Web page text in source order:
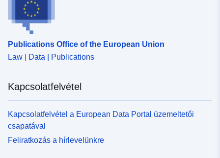
Publications Office of the European Union
Law | Data | Publications
Kapcsolatfelvétel
Kapcsolatfelvétel a European Data Portal üzemeltetői
csapatával
Feliratkozás a hírlevelünkre